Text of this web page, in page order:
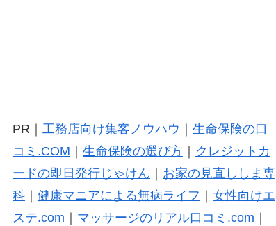
PR｜ 工務店向け集客ノウハウ
生命保険の口
コミ.COM
生命保険の選び方｜
クレジットカ
ードの即日発行じゃけん
お家の見直ししま専
科｜ 健康マニアによる無病ライフ
女性向けエ
ステ.com
マッサージのリアル口コミ.com